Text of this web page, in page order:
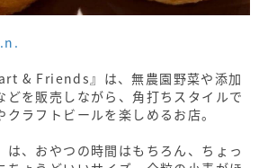
& Friends』は、無農園野菜や添加
どを販売しながら、角打ちスタイルで
ラフトビールを楽しめるお店。
は、おやつの時間はもちろん、ちょっ